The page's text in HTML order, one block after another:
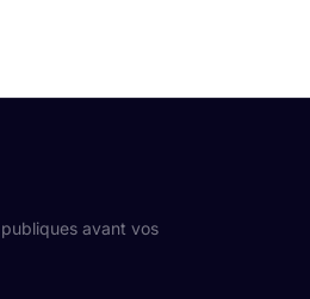
avant vos